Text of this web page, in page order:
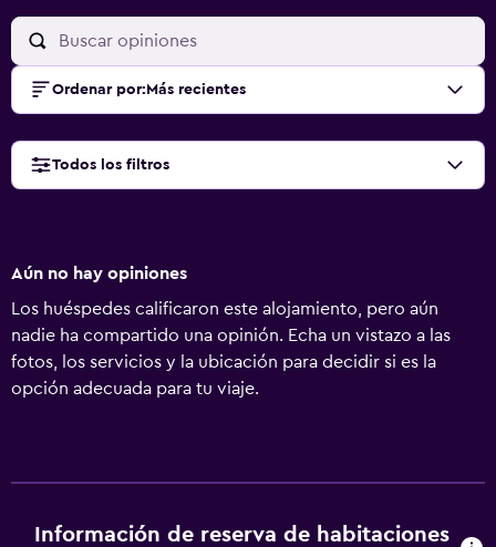
Ordenar por: Más recientes
Todos los filtros
Aún no hay opiniones
Los huéspedes calificaron este alojamiento, pero aún
nadie ha compartido una opinión. Echa un vistazo a las
fotos, los servicios y la ubicación para decidir si es la
opción adecuada para tu viaje.
Información de reserva de habitaciones